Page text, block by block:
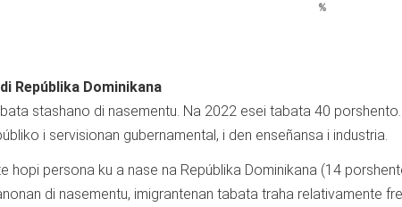
Repúblika Dominikana
stashano di nasementu. Na 2022 esei tabata 40
i servisionan gubernamental, i den enseñansa i industria.
hopi persona ku a nase na Repúblika Dominikana (14
di nasementu, imigrantenan tabata traha relativamente